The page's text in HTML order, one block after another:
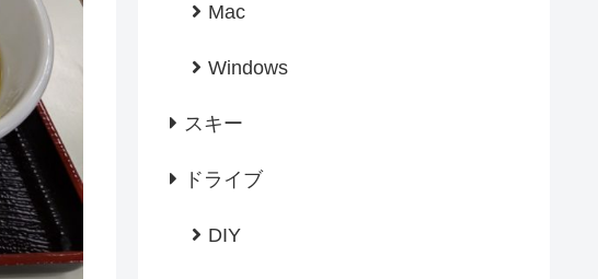
Mac
Windows
スキー
ドライブ
DIY